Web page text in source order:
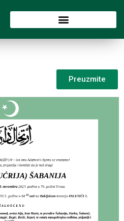
Preuzmite